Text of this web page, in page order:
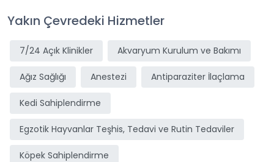
Yakın Çevredeki Hizmetler
7/24 Açık Klinikler Akvaryum Kurulum ve Bakımı
Ağız Sağlığı Anestezi Antiparaziter İlaçlama
Kedi Sahiplendirme
Egzotik Hayvanlar Teşhis, Tedavi ve Rutin Tedaviler
Köpek Sahiplendirme